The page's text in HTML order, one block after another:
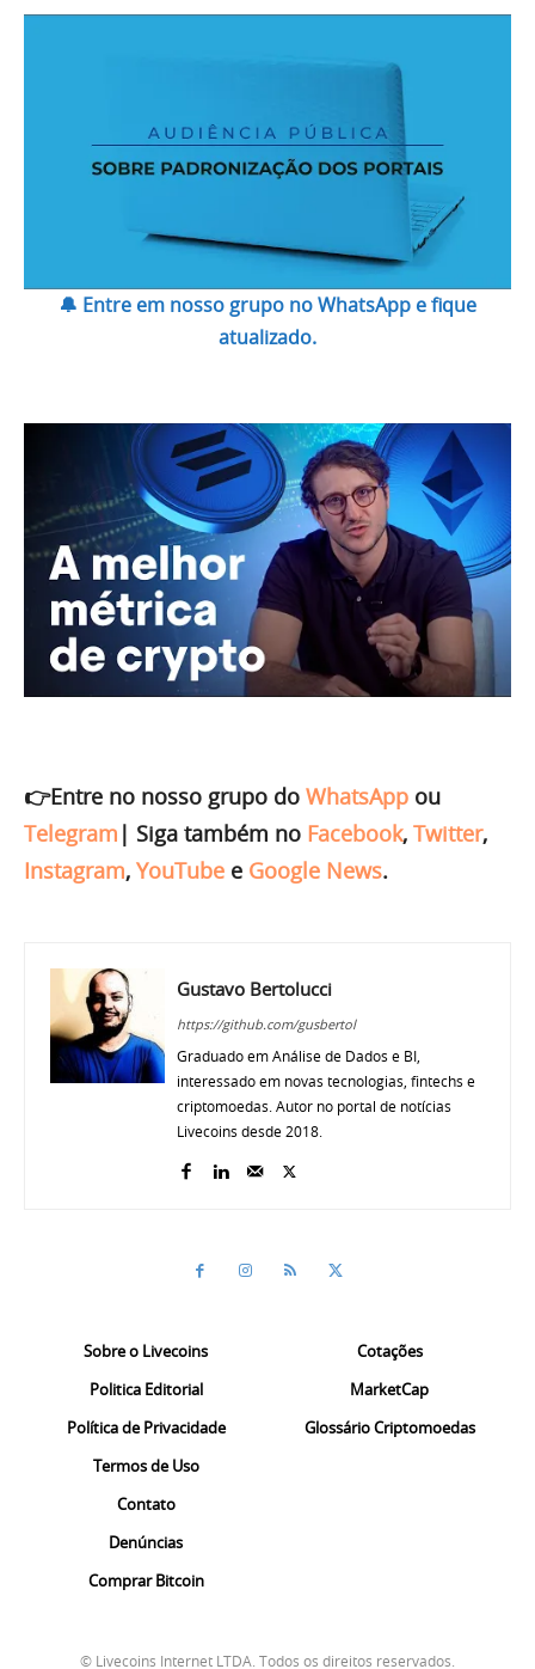
🔔 Entre em nosso grupo no WhatsApp e fique
atualizado.
👉Entre no nosso grupo do WhatsApp ou
Telegram | Siga também no Facebook, Twitter,
Instagram, YouTube e Google News.
Gustavo Bertolucci
https://github.com/gusbertol
Graduado em Análise de Dados e BI,
interessado em novas tecnologias, fintechs e
criptomoedas. Autor no portal de notícias
Livecoins desde 2018.
Sobre o Livecoins
Politica Editorial
Política de Privacidade
Termos de Uso
Contato
Denúncias
Comprar Bitcoin
Cotações
MarketCap
Glossário Criptomoedas
© Livecoins Internet LTDA. Todos os direitos reservados.